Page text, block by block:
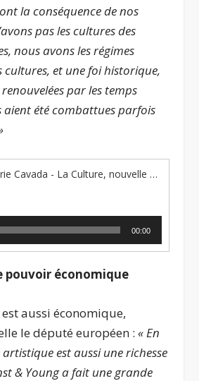
la conséquence de nos
pas les cultures des
nous avons les régimes
cultures, et une foi historique,
renouvelées par les temps
aient été combattues parfois
Jean-Marie Cavada - La Culture, nouvelle énergie pour l'Europe 1
00:00
pouvoir économique
aussi économique,
le député européen :« En
est aussi une richesse
& Young a fait une grande